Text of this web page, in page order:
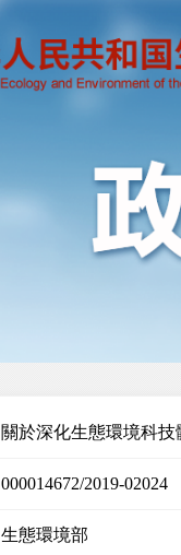
關於深化生態環境科
000014672/2019-02024
生態環境部